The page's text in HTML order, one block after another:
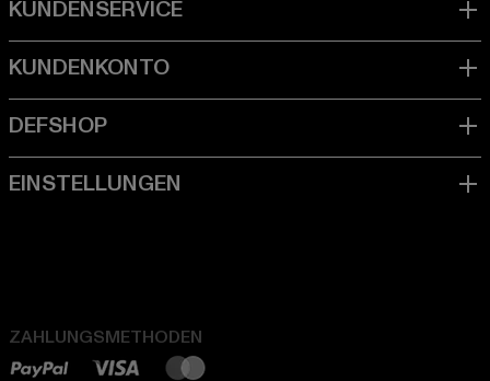
ZAHLUNGSMETHODEN